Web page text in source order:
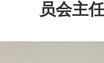
员会主